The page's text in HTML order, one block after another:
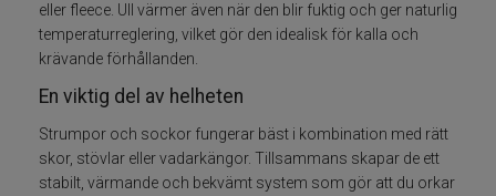
Trolling
Varumärken
eller fleece. Ull värmer även när den blir fuktig och ger naturlig
temperaturreglering, vilket gör den idealisk för kalla och
krävande förhållanden.
En viktig del av helheten
Strumpor och sockor fungerar bäst i kombination med rätt
skor, stövlar eller vadarkängor. Tillsammans skapar de ett
stabilt, värmande och bekvämt system som gör att du orkar